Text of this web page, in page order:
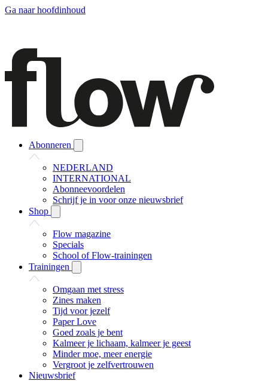
Ga naar hoofdinhoud
Abonneren
NEDERLAND
INTERNATIONAL
Abonneevoordelen
Schrijf je in voor onze nieuwsbrief
Shop
Flow magazine
Specials
School of Flow-trainingen
Trainingen
Omgaan met stress
Zines maken
Tijd voor jezelf
Paper Love
Goed zoals je bent
Kalmeer je lichaam, kalmeer je geest
Minder moe, meer energie
Vergroot je zelfvertrouwen
Nieuwsbrief